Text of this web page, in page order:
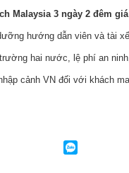
Malaysia 3 ngày 2 đêm
hướng dẫn viên và tài
hai nước, lệ phí an
cảnh VN đối với khách